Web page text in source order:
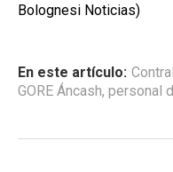
Bolognesi Noticias)
En este artículo:
GORE Áncash, personal